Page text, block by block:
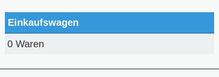
Einkaufswagen
0 Waren